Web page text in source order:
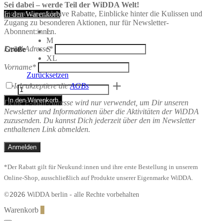
In den Warenkorb
Größe
L
M
S
XL
Zurücksetzen
Dunkelblauer
Jerseyrock
BASIC
aus
recycelter
Baumwolle
In den Warenkorb
Sei dabei – werde Teil der WiDDA Welt!
Sichere dir exklusive Rabatte, Einblicke hinter die Kulissen und
Zugang zu besonderen Aktionen, nur für Newsletter-
Abonnent:innen.
Email Adresse*
Vorname*
Ich akzeptiere dieAGBs
Deine E-Mail-Adresse wird nur verwendet, um Dir unseren
Newsletter und Informationen über die Aktivitäten der WiDDA
zuzusenden. Du kannst Dich jederzeit über den im Newsletter
enthaltenen Link abmelden.
*Der Rabatt gilt für Neukund:innen und ihre erste Bestellung in unserem
Online-Shop, ausschließlich auf Produkte unserer Eigenmarke WiDDA.
©2026 WiDDA berlin - alle Rechte vorbehalten
Warenkorb